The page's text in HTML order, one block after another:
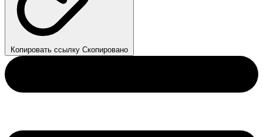
Копировать ссылку Скопировано